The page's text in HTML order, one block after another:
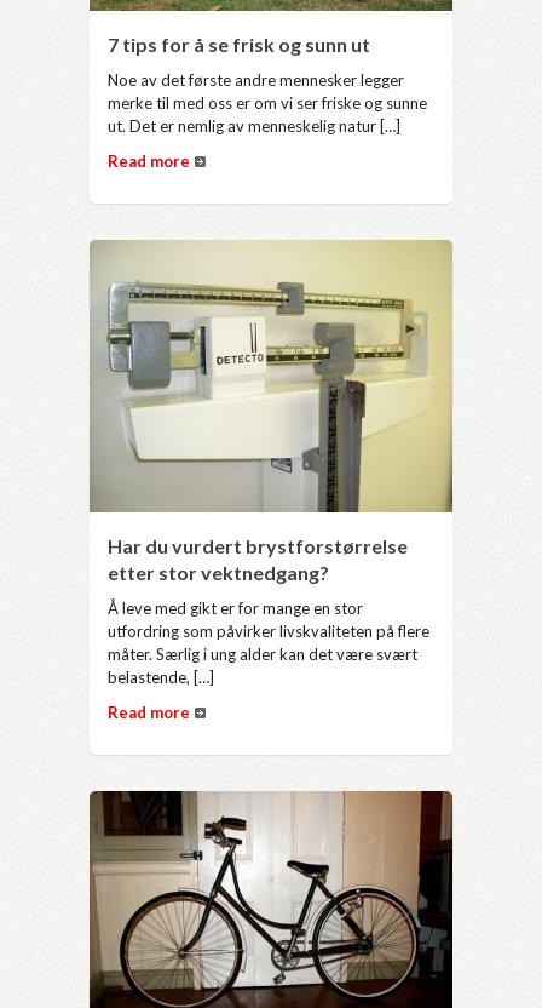
7 tips for å se frisk og sunn ut
Noe av det første andre mennesker legger
merke til med oss er om vi ser friske og sunne
ut. Det er nemlig av menneskelig natur […]
Read more
Har du vurdert brystforstørrelse
etter stor vektnedgang?
Å leve med gikt er for mange en stor
utfordring som påvirker livskvaliteten på flere
måter. Særlig i ung alder kan det være svært
belastende, […]
Read more